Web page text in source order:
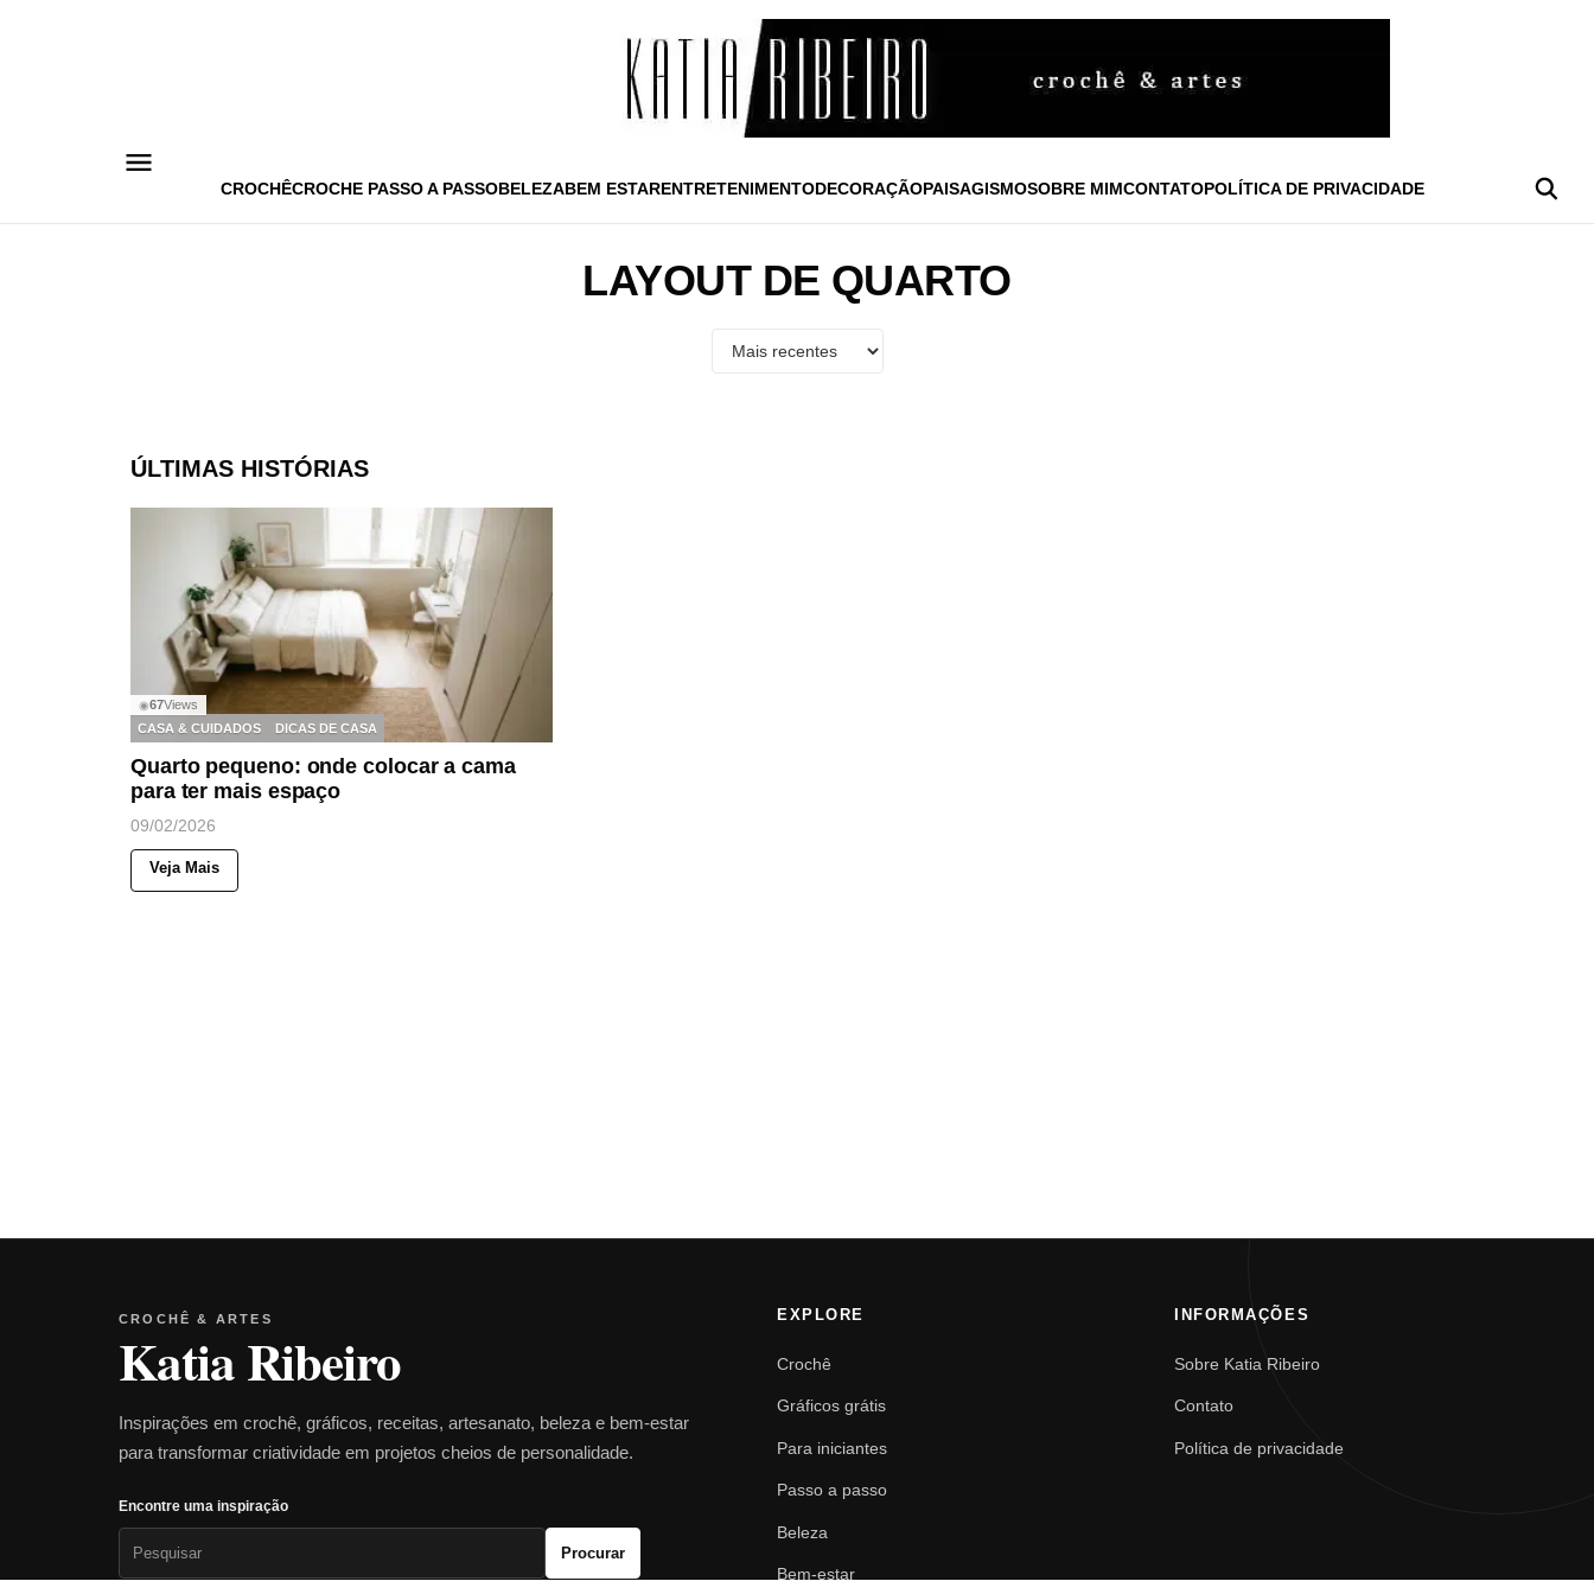
CROCHÊCROCHE PASSO A PASSOBELEZABEM ESTARENTRETENIMENTODECORAÇÃOPAISAGISMOSOBRE MIMCONTATOPOLÍTICA DE PRIVACIDADE
LAYOUT DE QUARTO
ÚLTIMAS HISTÓRIAS
◉67Views
CASA & CUIDADOS
DICAS DE CASA
Quarto pequeno: onde colocar a cama
para ter mais espaço
09/02/2026
Veja Mais
CROCHÊ & ARTES
Katia Ribeiro
Inspirações em crochê, gráficos, receitas, artesanato, beleza e bem-estar
para transformar criatividade em projetos cheios de personalidade.
Encontre uma inspiração
Procurar
EXPLORE
Crochê
Gráficos grátis
Para iniciantes
Passo a passo
Beleza
Bem-estar
INFORMAÇÕES
Sobre Katia Ribeiro
Contato
Política de privacidade